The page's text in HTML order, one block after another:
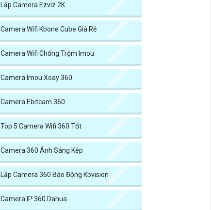
Lắp Camera Ezviz 2K
Camera Wifi Kbone Cube Giá Rẻ
Camera Wifi Chống Trộm Imou
Camera Imou Xoay 360
Camera Ebitcam 360
Top 5 Camera Wifi 360 Tốt
Camera 360 Ánh Sáng Kép
Lắp Camera 360 Báo Động Kbvision
Camera IP 360 Dahua